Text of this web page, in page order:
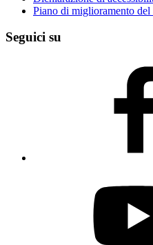
Piano di miglioramento del
Seguici su